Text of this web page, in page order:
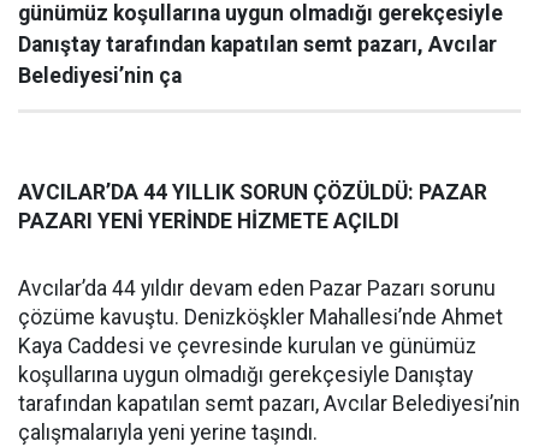
günümüz koşullarına uygun olmadığı gerekçesiyle
Danıştay tarafından kapatılan semt pazarı, Avcılar
Belediyesi’nin ça
AVCILAR’DA 44 YILLIK SORUN ÇÖZÜLDÜ: PAZAR
PAZARI YENİ YERİNDE HİZMETE AÇILDI
Avcılar’da 44 yıldır devam eden Pazar Pazarı sorunu
çözüme kavuştu. Denizköşkler Mahallesi’nde Ahmet
Kaya Caddesi ve çevresinde kurulan ve günümüz
koşullarına uygun olmadığı gerekçesiyle Danıştay
tarafından kapatılan semt pazarı, Avcılar Belediyesi’nin
çalışmalarıyla yeni yerine taşındı.